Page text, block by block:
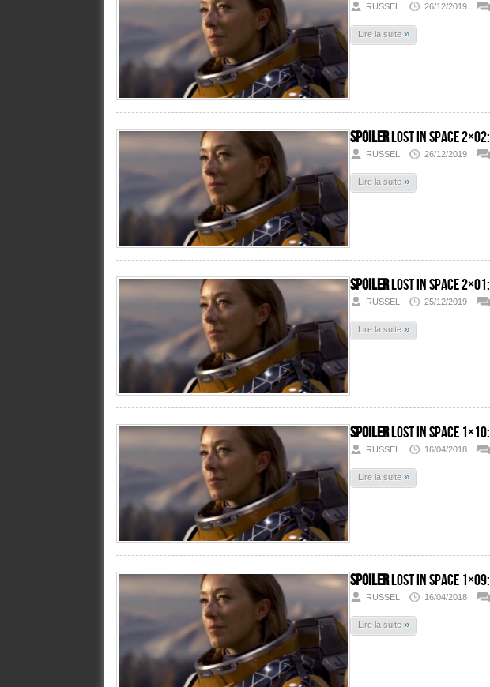
RUSSEL 26/12/2019
Lire la suite »
SPOILERLost In Space 2×02:
RUSSEL 26/12/2019
Lire la suite »
SPOILERLost In Space 2×01:
RUSSEL 25/12/2019
Lire la suite »
SPOILERLost In Space 1×10:
RUSSEL 16/04/2018
Lire la suite »
SPOILERLost In Space 1×09:
RUSSEL 16/04/2018
Lire la suite »